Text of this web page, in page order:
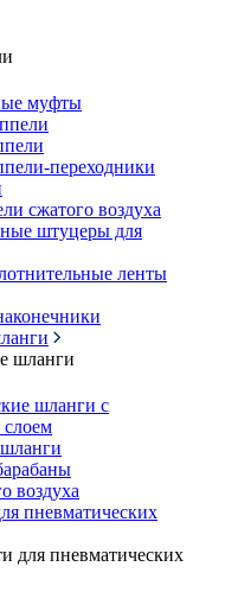
муфты
переходники
сжатого воздуха
штуцеры для
ленты
шланги
шланги с
воздуха
пневматических
для пневматических